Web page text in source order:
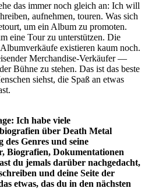
das immer noch gleich an: Ich will
aufnehmen, touren. Was sich
um ein Album zu promoten.
eine Tour zu unterstützen. Die
existieren kaum noch.
Merchandise-Verkäufer —
Bühne zu stehen. Das ist das beste
siehst, die Spaß an etwas
Ich habe viele
über Death Metal
Genres und seine
Biografien, Dokumentationen
du jemals darüber nachgedacht,
und deine Seite der
etwas, das du in den nächsten